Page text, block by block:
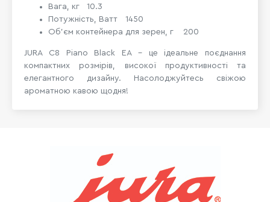
Вага, кг
10.3
Потужність, Ватт
1450
Об’єм контейнера для зерен, г
200
JURA C8 Piano Black EA – це ідеальне поєднання
компактних розмірів, високої продуктивності та
елегантного дизайну. Насолоджуйтесь свіжою
ароматною кавою щодня!